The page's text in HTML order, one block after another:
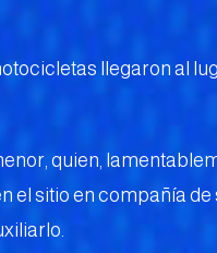
llegaron al
quien,
el sitio en compañía de